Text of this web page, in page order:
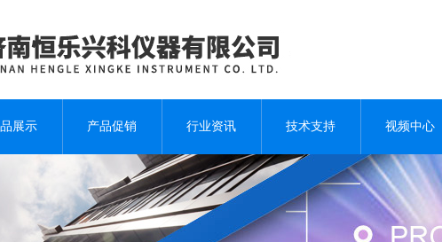
展示 产品促销 行业资讯 技术支持 视频中心